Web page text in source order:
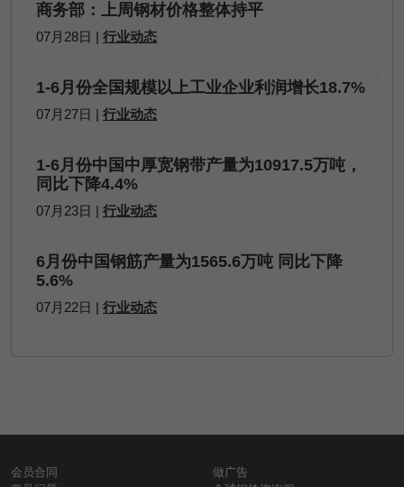
商务部：上周钢材价格整体持平
07月28日 | 行业动态
1-6月份全国规模以上工业企业利润增长18.7%
07月27日 | 行业动态
1-6月份中国中厚宽钢带产量为10917.5万吨，
同比下降4.4%
07月23日 | 行业动态
6月份中国钢筋产量为1565.6万吨 同比下降
5.6%
07月22日 | 行业动态
会员合同
做广告